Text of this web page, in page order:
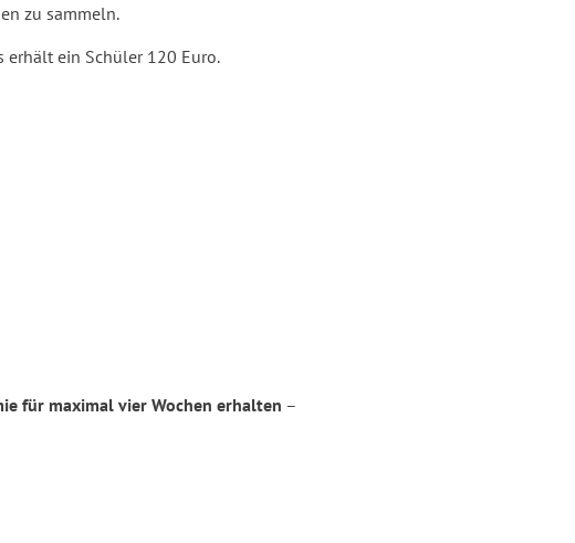
zu sammeln.
erhält ein Schüler 120 Euro.
für maximal vier Wochen erhalten –